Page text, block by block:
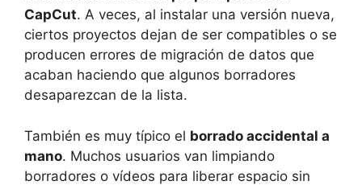
CapCut. A veces, al instalar una versión nueva,
ciertos proyectos dejan de ser compatibles o se
producen errores de migración de datos que
acaban haciendo que algunos borradores
desaparezcan de la lista.
También es muy típico el borrado accidental a
mano. Muchos usuarios van limpiando
borradores o vídeos para liberar espacio sin